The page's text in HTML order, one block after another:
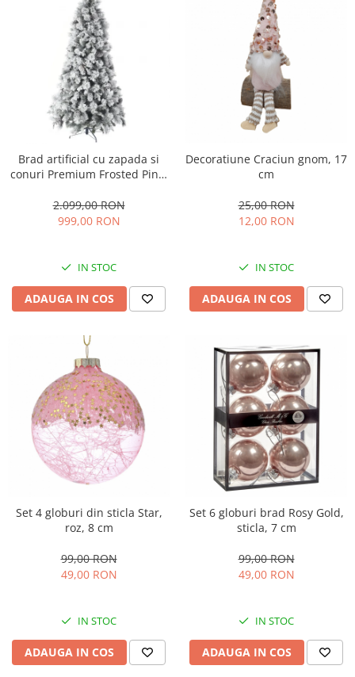
Brad artificial cu zapada si
conuri Premium Frosted Pine,
2.099,00 RON
999,00 RON
IN STOC
ADAUGA IN COS
Decoratiune Craciun gnom, 17
cm
25,00 RON
12,00 RON
IN STOC
ADAUGA IN COS
Set 4 globuri din sticla Star,
roz, 8 cm
99,00 RON
49,00 RON
IN STOC
ADAUGA IN COS
Set 6 globuri brad Rosy Gold,
sticla, 7 cm
99,00 RON
49,00 RON
IN STOC
ADAUGA IN COS